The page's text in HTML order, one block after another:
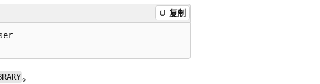
复制
。